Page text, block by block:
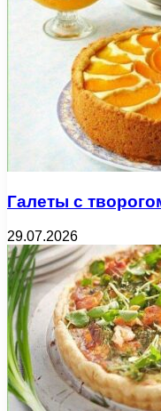
Галеты с
29.07.2026